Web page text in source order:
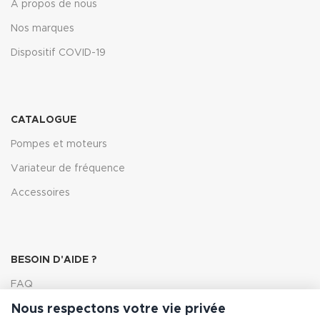
À propos de nous
Nos marques
Dispositif COVID-19
CATALOGUE
Pompes et moteurs
Variateur de fréquence
Accessoires
BESOIN D'AIDE ?
FAQ
Lexique
Nous respectons votre vie privée